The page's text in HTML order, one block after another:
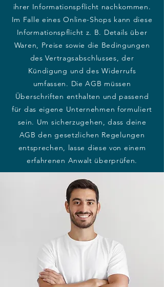
ihrer Informationspflicht nachkommen.
Im Falle eines Online-Shops kann diese
Informationspflicht z. B. Details über
Waren, Preise sowie die Bedingungen
des Vertragsabschlusses, der
Kündigung und des Widerrufs
umfassen. Die AGB müssen
Überschriften enthalten und passend
für das eigene Unternehmen formuliert
sein. Um sicherzugehen, dass deine
AGB den gesetzlichen Regelungen
entsprechen, lasse diese von einem
erfahrenen Anwalt überprüfen.